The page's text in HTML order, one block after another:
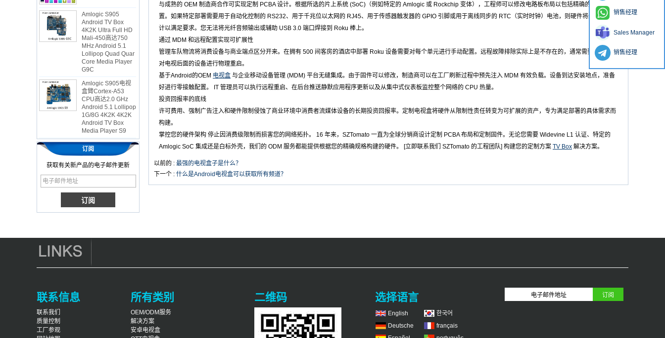
Amlogic S905
Android TV Box
4K2K Ultra Full HD
Mali-450高达750
MHz Android 5.1
Lollipop Quad Quar
Core Media Player
G9C
Amlogic S905电视
盒臂Cortex-A53
CPU高达2.0 GHz
Android 5.1 Lollipop
1G/8G 4K2K 4K2K
Android TV Box
Media Player S9
最新的Amlogic
S905X电视盒
Android 6.0 OS
Amlogic S905X电视
盒Quad Core Ott
OTT电视盒VP9
x96
带有3G/4G SIM卡插
槽的Android电视
Android 6.0棉花糖
Amlogic S905X电视
盒四核电视盒OTT智
Core H313多核G31
订阅
获取有关新产品的电子邮件更新
与成熟的 OEM 制造商合作可实现定制 PCBA 设计。根据所选的片上系统 (SoC)（例如特定的 Amlogic 或 Rockchip 变体），工程师可以修改电路板布局以包括精确的 I/O 配
置。如果特定部署需要用于自动化控制的 RS232、用于千兆位以太网的 RJ45、用于传感器触发器的 GPIO 引脚或用于离线同步的 RTC（实时时钟）电池，则硬件将经过精心设
计以满足要求。您无法将光纤音频输出或辅助 USB 3.0 端口焊接到 Roku 棒上。
通过 MDM 和远程配置实现可扩展性
管理车队物流将消费设备与商业端点区分开来。在拥有 500 间客房的酒店中部署 Roku 设备需要对每个单元进行手动配置。远程故障排除实际上是不存在的，通常需要技术人员
对电视后面的设备进行物理重启。
基于Android的OEM 电视盒 与企业移动设备管理 (MDM) 平台无缝集成。由于固件可以修改，制造商可以在工厂刷新过程中预先注入 MDM 有效负载。设备到达安装地点，准备
好进行零接触配置。 IT 管理员可以执行远程重启、在后台推送静默应用程序更新以及从集中式仪表板监控整个网络的 CPU 热量。
投资回报率的底线
许可费用、强制广告注入和硬件限制侵蚀了商业环境中消费者流媒体设备的长期投资回报率。定制电视盒将硬件从限制性责任转变为可扩展的资产，专为满足部署的具体需求而
构建。
掌控您的硬件架构 停止因消费级限制而损害您的网络拓扑。 16 年来，SZTomato 一直为全球分销商设计定制 PCBA 布局和定制固件。无论您需要 Widevine L1 认证、特定的
Amlogic SoC 集成还是白标外壳，我们的 ODM 服务都能提供根据您的精确规格构建的硬件。 [立即联系我们 SZTomato 的工程团队] 构建您的定制方案 TV Box 解决方案。
以前的 : 最强的电视盒子是什么？
下一个 : 什么是Android电视盒可以获取所有频道？
联系信息
联系我们
质量控制
工厂参观
所有类别
OEM/ODM服务
解决方案
安卓电视盒
二维码 选择语言
English
한국어
Deutsche
français
销售经理
Sales Manager
销售经理